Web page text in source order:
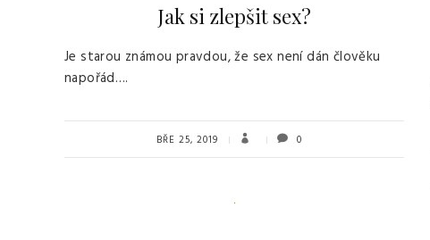
Jak si zlepšit sex?
Je starou známou pravdou, že sex není dán člověku
napořád….
BŘE 25, 2019 0